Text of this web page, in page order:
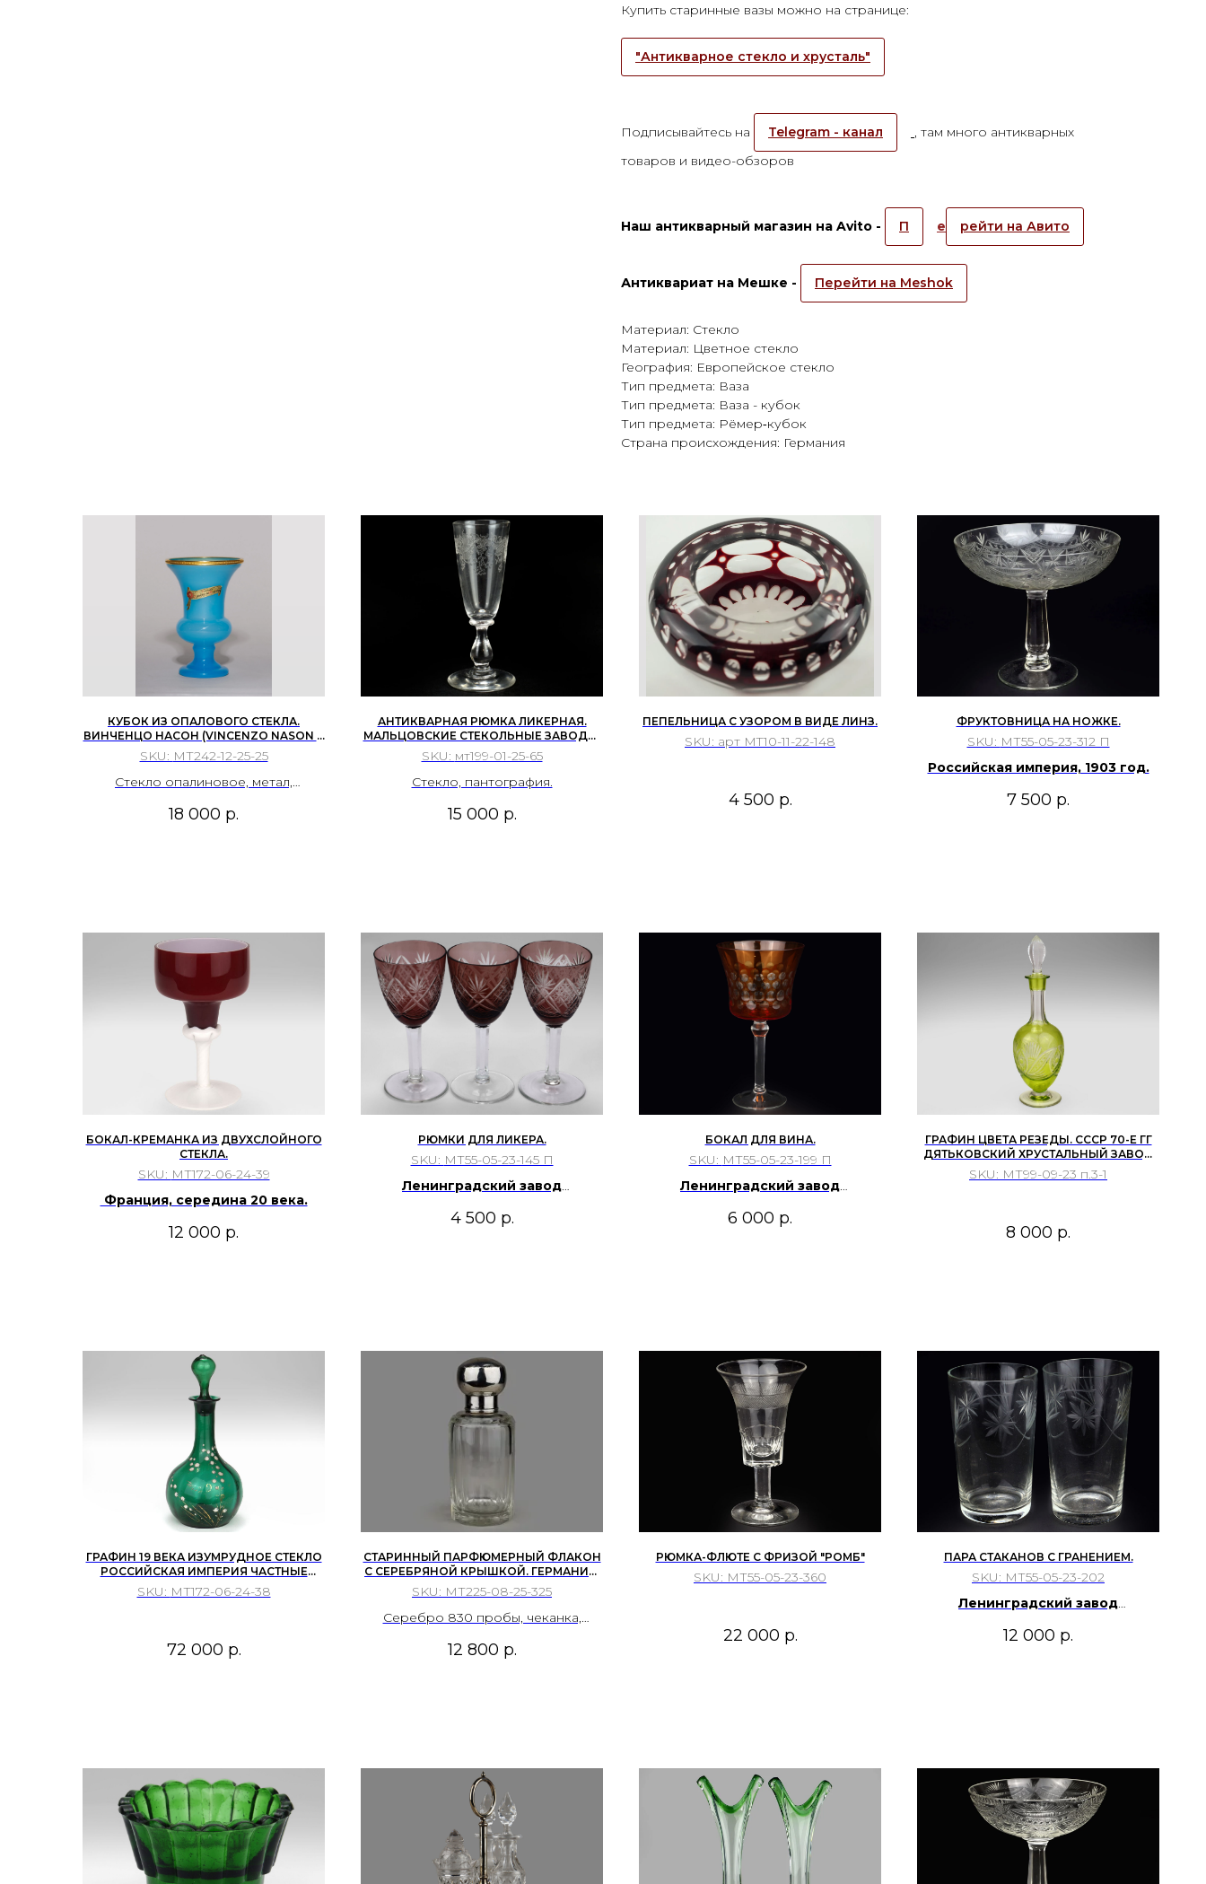
Купить старинные вазы можно на странице:
"Антикварное стекло и хрусталь"
Подписывайтесь на Telegram - канал
, там много антикварных
товаров и видео-обзоров
Наш антикварный магазин на Avito - П е рейти на Авито
Антиквариат на Мешке - Перейти на Meshok
Материал: Стекло
Материал: Цветное стекло
География: Европейское стекло
Тип предмета: Ваза
Тип предмета: Ваза - кубок
Тип предмета: Рёмер‑кубок
Страна происхождения: Германия
КУБОК ИЗ ОПАЛОВОГО СТЕКЛА.
ВИНЧЕНЦО НАСОН (VINCENZO NASON &
CIE), ИТАЛИЯ, ВЕНЕЦИЯ, МУРАНО,
SKU: МТ242-12-25-25
Стекло опалиновое, метал,
18 000 р.
АНТИКВАРНАЯ РЮМКА ЛИКЕРНАЯ.
МАЛЬЦОВСКИЕ СТЕКОЛЬНЫЕ ЗАВОДЫ,
РОССИЙСКАЯ ИМПЕРИЯ, КОН. XIX - НАЧ.
ХХ ВЕКА.
SKU: мт199-01-25-65
Стекло, пантография.
15 000 р.
ПЕПЕЛЬНИЦА С УЗОРОМ В ВИДЕ ЛИНЗ.
SKU: арт MT10-11-22-148
4 500 р.
ФРУКТОВНИЦА НА НОЖКЕ.
SKU: МТ55-05-23-312 П
Российская империя, 1903 год.
7 500 р.
БОКАЛ-КРЕМАНКА ИЗ ДВУХСЛОЙНОГО
СТЕКЛА.
SKU: МТ172-06-24-39
Франция, середина 20 века.
12 000 р.
РЮМКИ ДЛЯ ЛИКЕРА.
SKU: МТ55-05-23-145 П
Ленинградский завод
4 500 р.
БОКАЛ ДЛЯ ВИНА.
SKU: МТ55-05-23-199 П
Ленинградский завод
6 000 р.
ГРАФИН ЦВЕТА РЕЗЕДЫ. СССР 70-Е ГГ
ДЯТЬКОВСКИЙ ХРУСТАЛЬНЫЙ ЗАВОД
1970-Е ГОДЫ
SKU: МТ99-09-23 п.3-1
8 000 р.
ГРАФИН 19 ВЕКА ИЗУМРУДНОЕ СТЕКЛО
РОССИЙСКАЯ ИМПЕРИЯ ЧАСТНЫЕ
ЗАВОДЫ
SKU: МТ172-06-24-38
72 000 р.
СТАРИННЫЙ ПАРФЮМЕРНЫЙ ФЛАКОН
С СЕРЕБРЯНОЙ КРЫШКОЙ. ГЕРМАНИЯ,
САКСОНИЯ, Г. ПФОРЦХАЙМ, ПЛАЦ И
КЕЛЬБЕРГ, 1932 - 1960-Е ГГ.
SKU: МТ225-08-25-325
Серебро 830 пробы, чеканка,
резьба.
12 800 р.
РЮМКА-ФЛЮТЕ С ФРИЗОЙ "РОМБ"
SKU: МТ55-05-23-360
22 000 р.
ПАРА СТАКАНОВ С ГРАНЕНИЕМ.
SKU: МТ55-05-23-202
Ленинградский завод
стекла.СССР, 1960-70 гг.
12 000 р.